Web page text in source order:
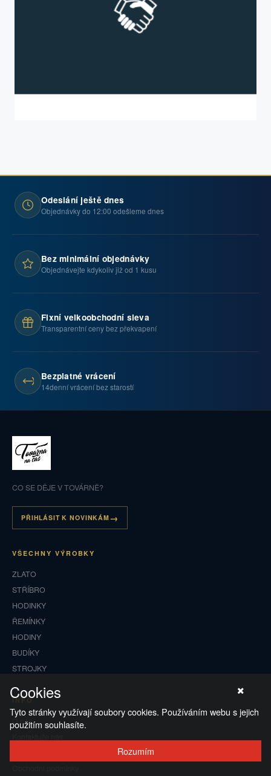
Odeslání ještě dnes
Objednávky do 12:00 odešleme dnes
Bez minimální objednávky
Objednávejte kdykoliv již od 1 kusu
Fixní velkoobchodní sleva
Transparentní ceny bez překvapení
Bezplatné vrácení
14denní vrácení bez starostí
CO SE DĚJE V TOVÁRNĚ?
PŘIHLÁSIT K NOVINKÁM
VŠECHNY VÝROBKY
ZLATO
STŘÍBRO
HODINKY
ŘEMÍNKY
HODINY
BUDÍKY
STROJKY
INFO
O nás
Cookies
Tyto stránky využívají soubory cookies. Používáním webu s jejich
použitím souhlasíte.
Rozumím